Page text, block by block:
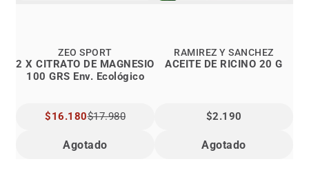
2 X CITRATO DE MAGNESIO
100 GRS Env. Ecológico
ZEO SPORT
PRECIO
ESPECIAL
$16.180$17.980
Agotado
ACEITE DE RICINO 20 G
RAMIREZ Y SANCHEZ
$2.190
Agotado